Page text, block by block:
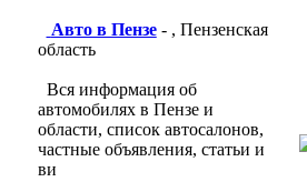
Авто в Пензе- , Пензенская
область
Вся информация об
автомобилях в Пензе и
области, список автосалонов,
частные объявления, статьи и
ви